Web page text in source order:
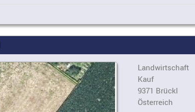
Landwirtschaft
Kauf
9371 Brückl
Österreich